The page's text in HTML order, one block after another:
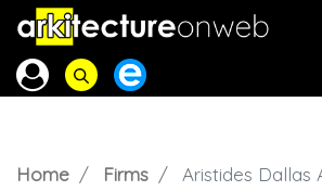
Home Firms Aristides Dallas